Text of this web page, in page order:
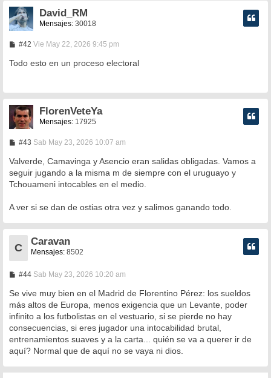
David_RM
Mensajes: 30018
#42M
n
e
Vie May 22, 2026 9:45 pm
Todo esto en un proceso electoral
FlorenVeteYa
Mensajes: 17925
#43M
n
a
j
Sab May 23, 2026 10:07 am
Valverde, Camavinga y Asencio eran salidas obligadas. Vamos a
seguir jugando a la misma m de siempre con el uruguayo y
Tchouameni intocables en el medio.
A ver si se dan de ostias otra vez y salimos ganando todo.
C
Caravan
Mensajes: 8502
#44M
n
s
a
j
Sab May 23, 2026 10:20 am
Se vive muy bien en el Madrid de Florentino Pérez: los sueldos
más altos de Europa, menos exigencia que un Levante, poder
infinito a los futbolistas en el vestuario, si se pierde no hay
consecuencias, si eres jugador una intocabilidad brutal,
entrenamientos suaves y a la carta... quién se va a querer ir de
aquí? Normal que de aquí no se vaya ni dios.